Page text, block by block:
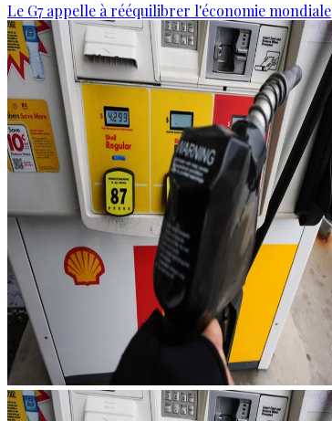
Le G7 appelle à rééquilibrer l'économie mondiale